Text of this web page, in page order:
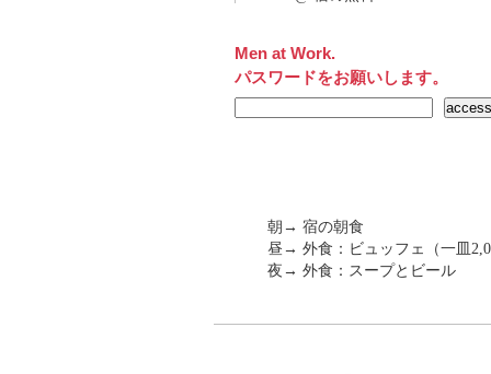
Men at Work.
パスワードをお願いします。
朝→ 宿の朝食
昼→ 外食：ビュッフェ（一皿
夜→ 外食：スープとビール